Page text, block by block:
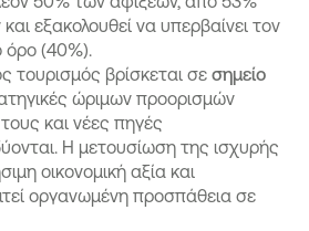
εξακολουθεί να υπερβαίνει τον
όρο (40%).
τουρισμός βρίσκεται σε σημείο
ώριμων προορισμών
και νέες πηγές
Η μετουσίωση της ισχυρής
οικονομική αξία και
οργανωμένη προσπάθεια σε